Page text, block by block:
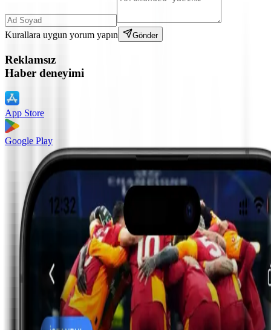
Kurallara uygun yorum yapın Gönder
Reklamsız
Haber deneyimi
App Store
Google Play